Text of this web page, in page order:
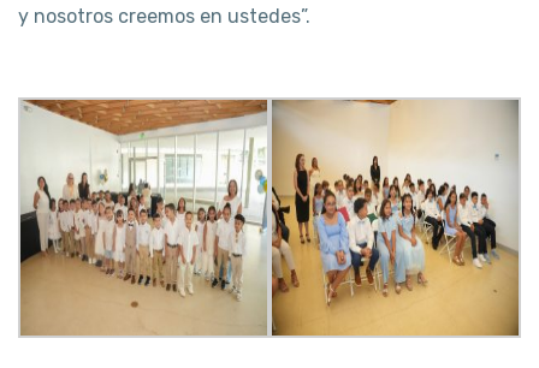
y nosotros creemos en ustedes”.